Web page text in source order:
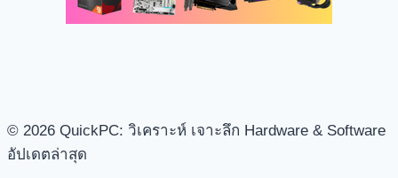
© 2026 QuickPC: วิเคราะห์ เจาะลึก Hardware & Software
อัปเดตล่าสุด